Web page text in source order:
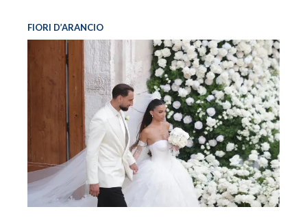
FIORI D’ARANCIO